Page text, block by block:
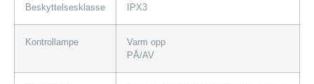
Beskyttelsesklasse IPX3
Kontrollampe
Varm opp
PÅ/AV